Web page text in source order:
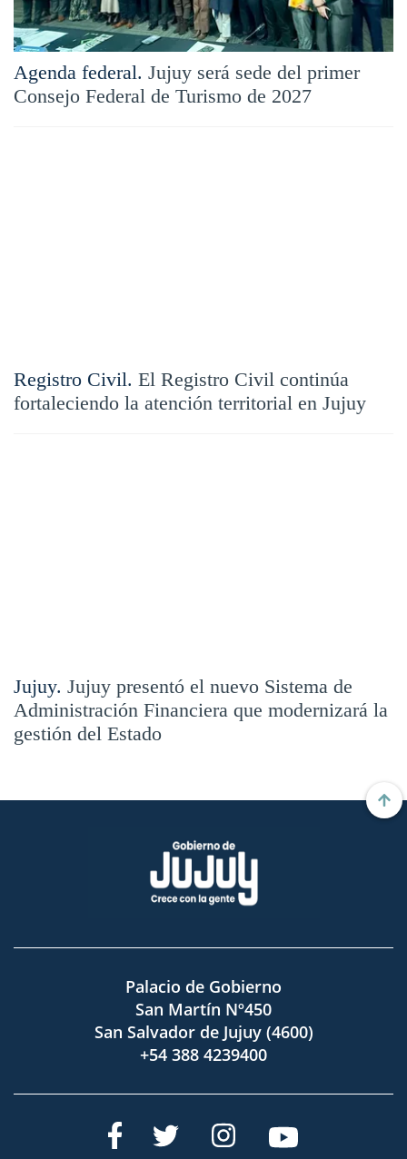
Agenda federal. Jujuy será sede del primer
Consejo Federal de Turismo de 2027
Registro Civil. El Registro Civil continúa
fortaleciendo la atención territorial en Jujuy
Jujuy. Jujuy presentó el nuevo Sistema de
Administración Financiera que modernizará la
gestión del Estado
Palacio de Gobierno
San Martín Nº450
San Salvador de Jujuy (4600)
+54 388 4239400